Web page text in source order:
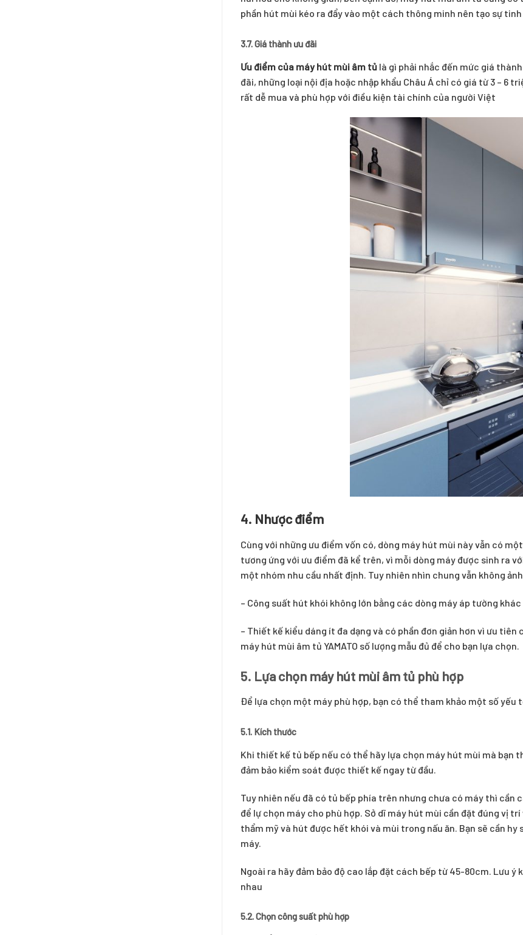
phần hút mùi kéo ra đẩy vào một cách thông minh nên tạo sự
3.7. Giá thành ưu đãi
Ưu điểm của máy hút mùi âm tủlà gì phải nhắc đến mức giá
đãi, những loại nội địa hoặc nhập khẩu Châu Á chỉ có giá từ 3 – 6
rất dễ mua và phù hợp với điều kiện tài chính của người Việt
4. Nhược điểm
Cùng với những ưu điểm vốn có, dòng máy hút mùi này vẫn có
tương ứng với ưu điểm đã kể trên, vì mỗi dòng máy được sinh ra
một nhóm nhu cầu nhất định. Tuy nhiên nhìn chung vẫn không
– Công suất hút khói không lớn bằng các dòng máy áp tường
– Thiết kế kiểu dáng ít đa dạng và có phần đơn giản hơn vì ưu
máy hút mùi âm tủ YAMATO số lượng mẫu đủ để cho bạn lựa chọn.
5. Lựa chọn máy hút mùi âm tủ phù hợp
Để lựa chọn một máy phù hợp, bạn có thể tham khảo một số yếu
5.1. Kích thước
Khi thiết kế tủ bếp nếu có thể hãy lựa chọn máy hút mùi mà bạn
đảm bảo kiểm soát được thiết kế ngay từ đầu.
Tuy nhiên nếu đã có tủ bếp phía trên nhưng chưa có máy thì
để lự chọn máy cho phù hợp. Sở dĩ máy hút mùi cần đặt đúng vị
thẩm mỹ và hút được hết khói và mùi trong nấu ăn. Bạn sẽ cần
máy.
Ngoài ra hãy đảm bảo độ cao lắp đặt cách bếp từ 45-80cm. Lưu
nhau
5.2. Chọn công suất phù hợp